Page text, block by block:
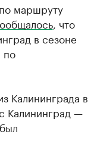
маршруту
, что
в сезоне
по
Калининграда в
Калининград —